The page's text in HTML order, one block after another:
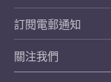
訂閱電郵通知
關注我們